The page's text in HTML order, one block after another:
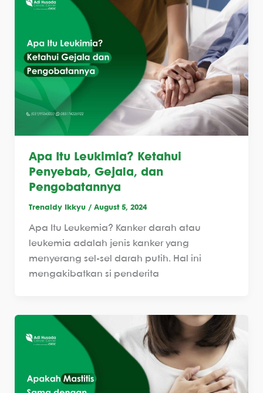
Apa Itu Leukimia? Ketahui
Penyebab, Gejala, dan
Pengobatannya
Trenaldy Ikkyu / August 5, 2024
Apa Itu Leukemia? Kanker darah atau
leukemia adalah jenis kanker yang
menyerang sel-sel darah putih. Hal ini
mengakibatkan si penderita